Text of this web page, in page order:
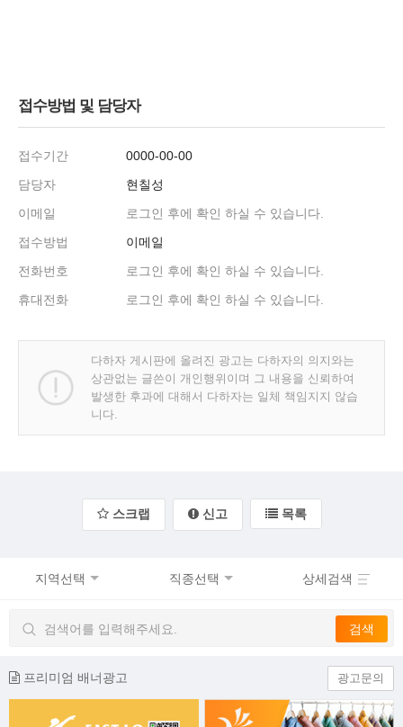
접수방법 및 담당자
접수기간
0000-00-00
담당자
현칠성
이메일
로그인 후에 확인 하실 수 있습니다.
접수방법
이메일
전화번호
로그인 후에 확인 하실 수 있습니다.
휴대전화
로그인 후에 확인 하실 수 있습니다.
다하자 게시판에 올려진 광고는 다하자의 의지와는
상관없는 글쓴이 개인행위이며 그 내용을 신뢰하여
발생한 후과에 대해서 다하자는 일체 책임지지 않습
니다.
스크랩 신고 목록
지역선택 직종선택 상세검색
프리미엄 배너광고 광고문의